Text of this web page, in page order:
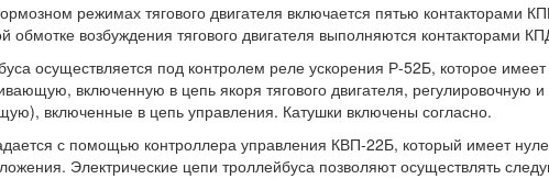
режимах тягового двигателя включается пятью контакторами
обмотке возбуждения тягового двигателя выполняются контакторами
осуществляется под контролем реле ускорения Р-52Б, которое имеет
включенную в цепь якоря тягового двигателя, регулировочную и
включенные в цепь управления. Катушки включены согласно.
с помощью контроллера управления КВП-22Б, который имеет
Электрические цепи троллейбуса позволяют осуществлять